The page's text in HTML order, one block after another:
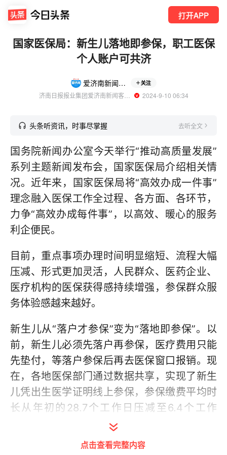
打开APP
国家医保局：新生儿落地即参保，职工医保
个人账户可共济
爱济南新闻客户端 关注
  2024-9-10 06:34
头条听资讯，时事尽掌握 去听全文
国务院新闻办公室今天举行“推动高质量发展”
系列主题新闻发布会，国家医保局介绍相关情
况。近年来，国家医保局将“高效办成一件事”
理念融入医保工作全过程、各方面、各环节，
力争“高效办成每件事”，以高效、暖心的服务
利企便民。
目前，重点事项办理时间明显缩短、流程大幅
压减、形式更加灵活，人民群众、医药企业、
医疗机构的医保获得感持续增强，参保群众服
务体验感越来越好。
新生儿从“落户才参保”变为“落地即参保”。以
前，新生儿必须先落户再参保，医疗费用只能
先垫付，等落户参保后再去医保窗口报销。现
在，各地医保部门通过数据共享，实现了新生
儿凭出生医学证明线上参保，参保缴费平均时
长从年初的28.7个工作日压减至6.4个工作
日，宝宝出院时就能直接报销医药费用。
职工医保个人账户从“个人独享”变为“家人共
点击查看完整内容